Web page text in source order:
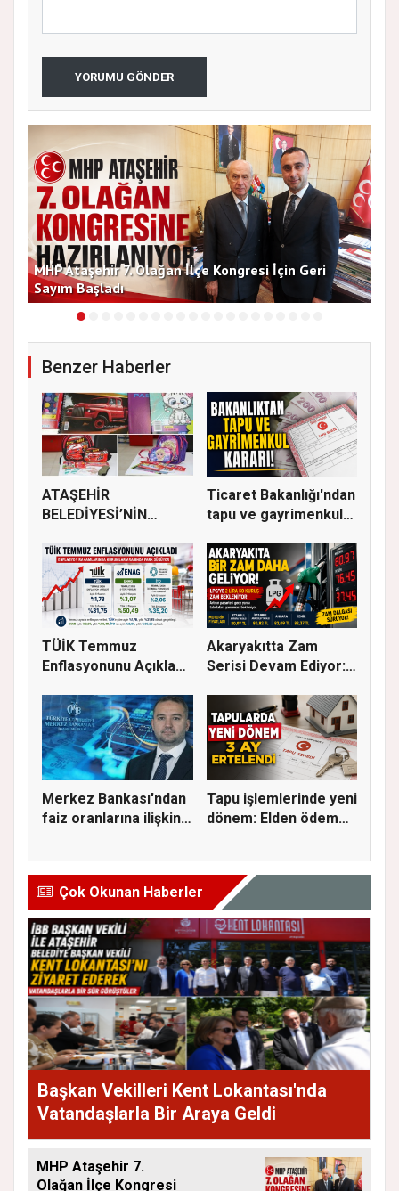
YORUMU GÖNDER
MHP Ataşehir 7. Olağan İlçe Kongresi İçin Geri
Sayım Başladı
Benzer Haberler
ATAŞEHİR
BELEDİYESİ’NİN
DEST...
Ticaret Bakanlığı'ndan
tapu ve gayrimenkul
TÜİK Temmuz
Enflasyonunu Açıkladı:
Akaryakıtta Zam
Serisi Devam Ediyor:
Merkez Bankası'ndan
faiz oranlarına ilişkin
Tapu işlemlerinde yeni
dönem: Elden ödeme
Çok Okunan Haberler
Başkan Vekilleri Kent Lokantası'nda
Vatandaşlarla Bir Araya Geldi
MHP Ataşehir 7.
Olağan İlçe Kongresi